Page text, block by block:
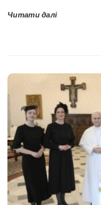
Читати далі